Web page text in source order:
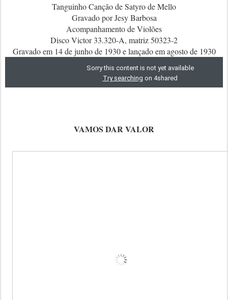
Tanguinho Canção de Satyro de Mello
Gravado por Jesy Barbosa
Acompanhamento de Violões
Disco Victor 33.320-A, matriz 50323-2
Gravado em 14 de junho de 1930 e lançado em agosto de 1930
VAMOS DAR VALOR